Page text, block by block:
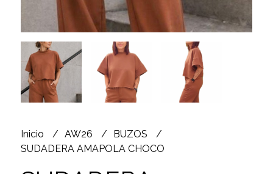
Inicio AW26
BUZOS
SUDADERA AMAPOLA CHOCO